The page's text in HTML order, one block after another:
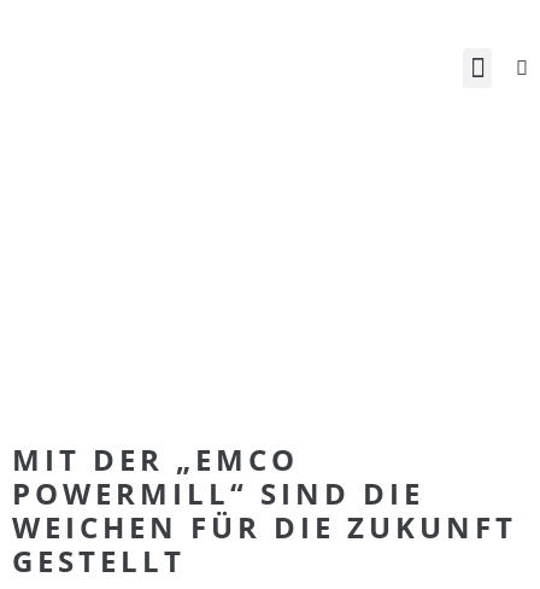
MIT DER „EMCO
POWERMILL“ SIND DIE
WEICHEN FÜR DIE ZUKUNFT
GESTELLT